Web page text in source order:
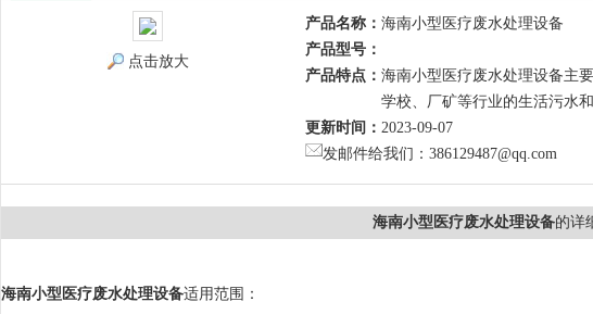
点击放大
产品名称： 海南小型医疗废水处理设备
产品型号：
产品特点： 海南小型医疗废水处理设备主
学校、厂矿等行业的生活污水
更新时间： 2023-09-07
发邮件给我们：386129487@qq.com
海南小型医疗废水处理设备的详
海南小型医疗废水处理设备适用范围：